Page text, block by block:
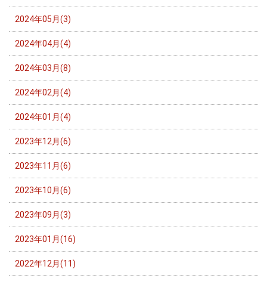
2024年05月(3)
2024年04月(4)
2024年03月(8)
2024年02月(4)
2024年01月(4)
2023年12月(6)
2023年11月(6)
2023年10月(6)
2023年09月(3)
2023年01月(16)
2022年12月(11)